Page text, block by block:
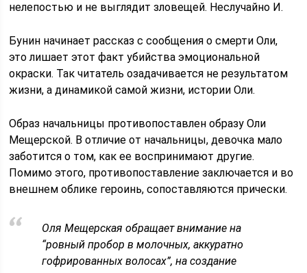
нелепостью и не выглядит зловещей. Неслучайно И.
Бунин начинает рассказ с сообщения о смерти Оли,
это лишает этот факт убийства эмоциональной
окраски. Так читатель озадачивается не результатом
жизни, а динамикой самой жизни, истории Оли.
Образ начальницы противопоставлен образу Оли
Мещерской. В отличие от начальницы, девочка мало
заботится о том, как ее воспринимают другие.
Помимо этого, противопоставление заключается и во
внешнем облике героинь, сопоставляются прически.
Оля Мещерская обращает внимание на
“ровный пробор в молочных, аккуратно
гофрированных волосах”, на создание